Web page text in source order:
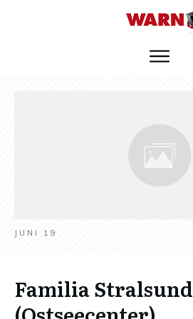
JUNI 19
Familia Stralsund